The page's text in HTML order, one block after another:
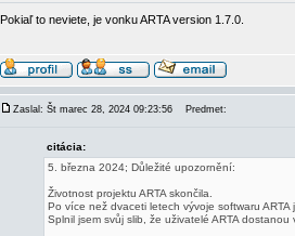
Pokiaľ to neviete, je vonku ARTA version 1.7.0.
Zaslal: Št marec 28, 2024 09:23:56 Predmet:
citácia:
5. března 2024; Důležité upozornění:
Životnost projektu ARTA skončila.
Po více než dvaceti letech vývoje softwaru
Splnil jsem svůj slib, že uživatelé ARTA